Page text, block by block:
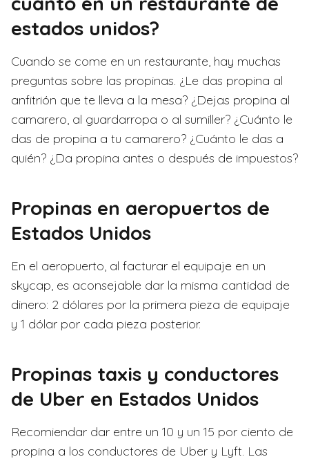
estados unidos?
Cuando se come en un restaurante, hay muchas
preguntas sobre las propinas. ¿Le das propina al
anfitrión que te lleva a la mesa? ¿Dejas propina al
camarero, al guardarropa o al sumiller? ¿Cuánto le
das de propina a tu camarero? ¿Cuánto le das a
quién? ¿Da propina antes o después de impuestos?
Propinas en aeropuertos de
Estados Unidos
En el aeropuerto, al facturar el equipaje en un
skycap, es aconsejable dar la misma cantidad de
dinero: 2 dólares por la primera pieza de equipaje
y 1 dólar por cada pieza posterior.
Propinas taxis y conductores
de Uber en Estados Unidos
Recomiendar dar entre un 10 y un 15 por ciento de
propina a los conductores de Uber y Lyft. Las